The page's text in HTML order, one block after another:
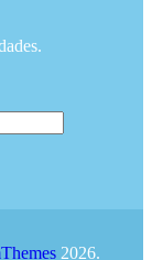
2026.